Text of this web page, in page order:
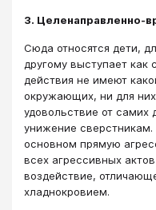
3. Целенаправленно-
Сюда относятся дети,
другому выступает как
действия не имеют
окружающих, ни для
удовольствие от самих
унижение
основном прямую
всех агрессивных
воздействие,
хладнокровием.